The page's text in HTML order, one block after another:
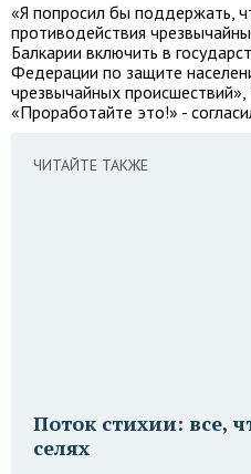
«Я попросил бы поддержать,
противодействия
Балкарии включить в
Федерации по защите
чрезвычайных
«Проработайте это!» -
ЧИТАЙТЕ ТАКЖЕ
Поток стихии: все,
селях